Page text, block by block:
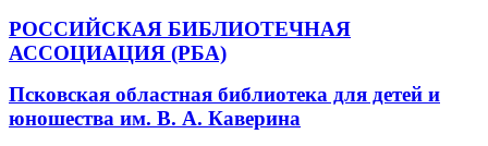
РОССИЙСКАЯ БИБЛИОТЕЧНАЯ
АССОЦИАЦИЯ (РБА)
Псковская областная библиотека для детей и
юношества им. В. А. Каверина